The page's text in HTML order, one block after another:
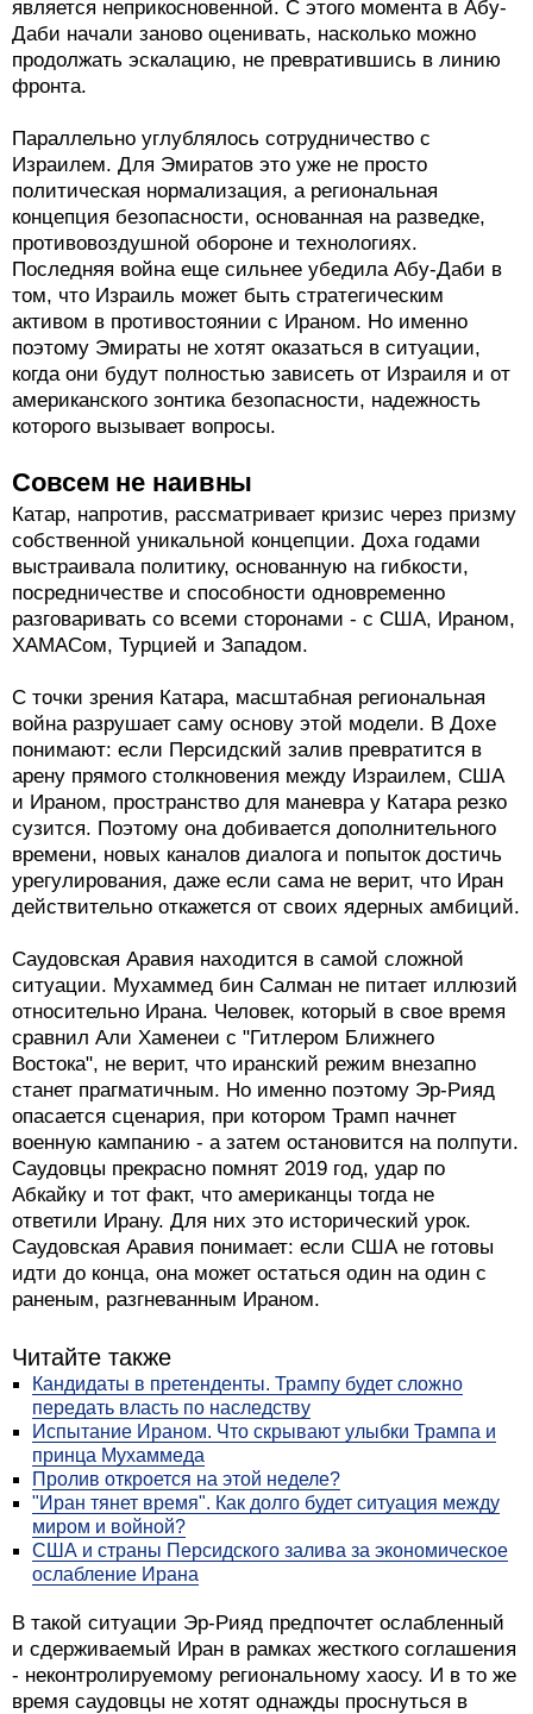
является неприкосновенной. С этого момента в Абу-
Даби начали заново оценивать, насколько можно
продолжать эскалацию, не превратившись в линию
фронта.
Параллельно углублялось сотрудничество с
Израилем. Для Эмиратов это уже не просто
политическая нормализация, а региональная
концепция безопасности, основанная на разведке,
противовоздушной обороне и технологиях.
Последняя война еще сильнее убедила Абу-Даби в
том, что Израиль может быть стратегическим
активом в противостоянии с Ираном. Но именно
поэтому Эмираты не хотят оказаться в ситуации,
когда они будут полностью зависеть от Израиля и от
американского зонтика безопасности, надежность
которого вызывает вопросы.
Совсем не наивны
Катар, напротив, рассматривает кризис через призму
собственной уникальной концепции. Доха годами
выстраивала политику, основанную на гибкости,
посредничестве и способности одновременно
разговаривать со всеми сторонами - с США, Ираном,
ХАМАСом, Турцией и Западом.
С точки зрения Катара, масштабная региональная
война разрушает саму основу этой модели. В Дохе
понимают: если Персидский залив превратится в
арену прямого столкновения между Израилем, США
и Ираном, пространство для маневра у Катара резко
сузится. Поэтому она добивается дополнительного
времени, новых каналов диалога и попыток достичь
урегулирования, даже если сама не верит, что Иран
действительно откажется от своих ядерных амбиций.
Саудовская Аравия находится в самой сложной
ситуации. Мухаммед бин Салман не питает иллюзий
относительно Ирана. Человек, который в свое время
сравнил Али Хаменеи с "Гитлером Ближнего
Востока", не верит, что иранский режим внезапно
станет прагматичным. Но именно поэтому Эр-Рияд
опасается сценария, при котором Трамп начнет
военную кампанию - а затем остановится на полпути.
Саудовцы прекрасно помнят 2019 год, удар по
Абкайку и тот факт, что американцы тогда не
ответили Ирану. Для них это исторический урок.
Саудовская Аравия понимает: если США не готовы
идти до конца, она может остаться один на один с
раненым, разгневанным Ираном.
Читайте также
Кандидаты в претенденты. Трампу будет сложно
передать власть по наследству
Испытание Ираном. Что скрывают улыбки Трампа и
принца Мухаммеда
Пролив откроется на этой неделе?
"Иран тянет время". Как долго будет ситуация между
миром и войной?
США и страны Персидского залива за экономическое
ослабление Ирана
В такой ситуации Эр-Рияд предпочтет ослабленный
и сдерживаемый Иран в рамках жесткого соглашения
- неконтролируемому региональному хаосу. И в то же
время саудовцы не хотят однажды проснуться в